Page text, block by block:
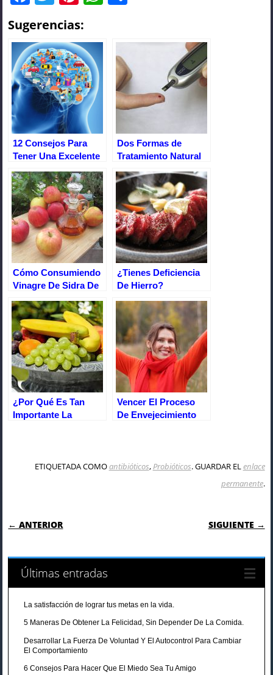
c
e
b
o
o
k
wi
tt
er
er
e
st
A ar
tir
Sugerencias:
12 Consejos Para
Tener Una Excelente
Dos Formas de
Tratamiento Natural
Diabetes
Cómo Consumiendo
Vinagre De Sidra De
Mis Defensas
¿Tienes Deficiencia
De Hierro?
¿Por Qué Es Tan
Importante La
Vencer El Proceso
De Envejecimiento
ETIQUETADA COMOantibióticos,Probióticos. GUARDAR ELenlace
permanente.
NAVEGACIÓN DE ENTRADAS
← ANTERIOR SIGUIENTE →
Últimas entradas
La satisfacción de lograr tus metas en la vida.
5 Maneras De Obtener La Felicidad, Sin Depender De La Comida.
Desarrollar La Fuerza De Voluntad Y El Autocontrol Para Cambiar
El Comportamiento
6 Consejos Para Hacer Que El Miedo Sea Tu Amigo